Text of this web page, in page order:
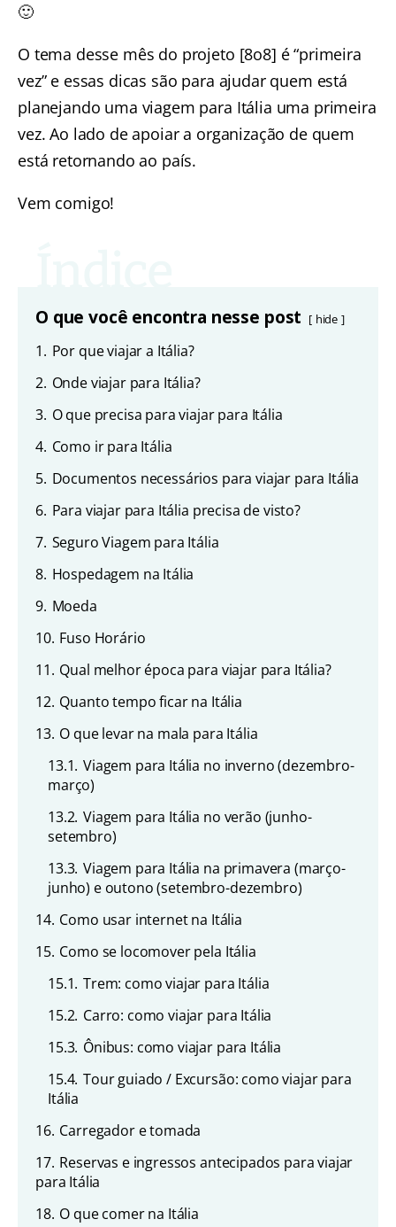
🙂
O tema desse mês do projeto [8o8] é “primeira
vez” e essas dicas são para ajudar quem está
planejando uma viagem para Itália uma primeira
vez. Ao lado de apoiar a organização de quem
está retornando ao país.
Vem comigo!
O que você encontra nesse post hide
1. Por que viajar a Itália?
2. Onde viajar para Itália?
3. O que precisa para viajar para Itália
4. Como ir para Itália
5. Documentos necessários para viajar para Itália
6. Para viajar para Itália precisa de visto?
7. Seguro Viagem para Itália
8. Hospedagem na Itália
9. Moeda
10. Fuso Horário
11. Qual melhor época para viajar para Itália?
12. Quanto tempo ficar na Itália
13. O que levar na mala para Itália
13.1. Viagem para Itália no inverno (dezembro-
março)
13.2. Viagem para Itália no verão (junho-
setembro)
13.3. Viagem para Itália na primavera (março-
junho) e outono (setembro-dezembro)
14. Como usar internet na Itália
15. Como se locomover pela Itália
15.1. Trem: como viajar para Itália
15.2. Carro: como viajar para Itália
15.3. Ônibus: como viajar para Itália
15.4. Tour guiado / Excursão: como viajar para
Itália
16. Carregador e tomada
17. Reservas e ingressos antecipados para viajar
para Itália
18. O que comer na Itália